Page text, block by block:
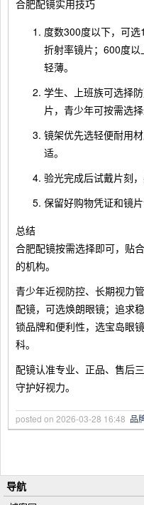
合肥配镜实用技巧
度数300度以下，可
折射率镜片；600度
轻薄。
学生、上班族可选择
片，青少年可按需选择
镜架优先选轻便耐用
适。
验光完成后试戴片刻
保留好购物凭证和镜
总结
合肥配镜按需选择即可，贴
的机构。
青少年近视防控、长期视力
配镜，可选焕朗眼镜；追求
锁品牌和便利性，选宝岛眼
科。
配镜认准专业、正品、售后
守护好视力。
posted on 2026-03-28 16:48 品
导航